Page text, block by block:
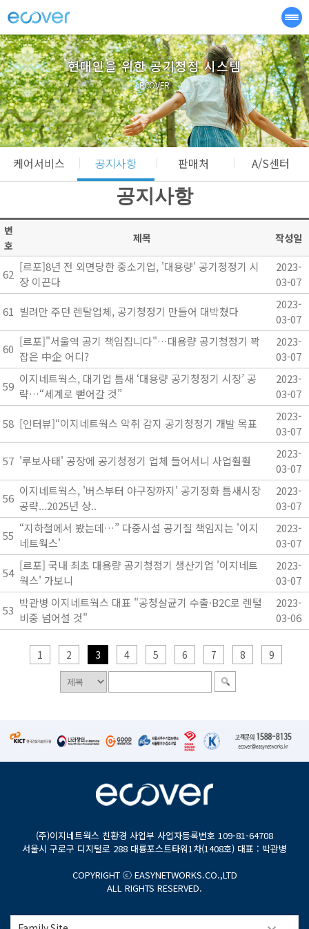
현대인을 위한 공기청정 시스템
ECOVER
케어서비스 공지사항 판매처 A/S센터
공지사항
번
호
제목 작성일
62
[르포]8년 전 외면당한 중소기업, '대용량' 공기청정기 시
장 이끈다
2023-
03-07
61 빌려만 주던 렌탈업체, 공기청정기 만들어 대박쳤다
2023-
03-07
60
[르포]"서울역 공기 책임집니다"…대용량 공기청정기 꽉
잡은 中企 어디?
2023-
03-07
59
이지네트웍스, 대기업 틈새 ‘대용량 공기청정기 시장’ 공
략…“세계로 뻗어갈 것”
2023-
03-07
58 [인터뷰]“이지네트웍스 악취 감지 공기청정기 개발 목표
2023-
03-07
57 '루보사태' 공장에 공기청정기 업체 들어서니 사업훨훨
2023-
03-07
56
이지네트웍스, '버스부터 야구장까지' 공기정화 틈새시장
공략...2025년 상..
2023-
03-07
55
“지하철에서 봤는데…” 다중시설 공기질 책임지는 '이지
네트웍스'
2023-
03-07
54
[르포] 국내 최초 대용량 공기청정기 생산기업 '이지네트
웍스' 가보니
2023-
03-07
53
박관병 이지네트웍스 대표 "공청살균기 수출·B2C로 렌털
비중 넘어설 것"
2023-
03-06
1 2 3 4 5 6 7 8 9
(주)이지네트웍스 친환경 사업부 사업자등록번호 109-81-64708
서울시 구로구 디지털로 288 대륭포스트타워1차(1408호) 대표 : 박관병
COPYRIGHT ⓒ EASYNETWORKS.CO.,LTD
ALL RIGHTS RESERVED.